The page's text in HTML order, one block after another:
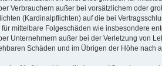
Verbrauchern außer bei vorsätzlichem oder
(Kardinalpflichten) auf die bei
mittelbare Folgeschäden wie insbesondere
Unternehmern außer bei der Verletzung von
Schäden und im Übrigen der Höhe nach